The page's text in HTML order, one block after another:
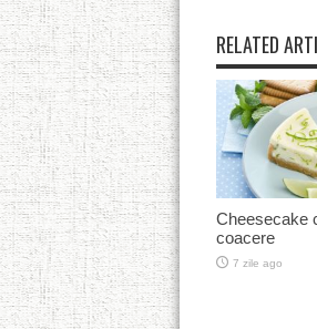
RELATED
Cheesecake
coacere
7 zile ago